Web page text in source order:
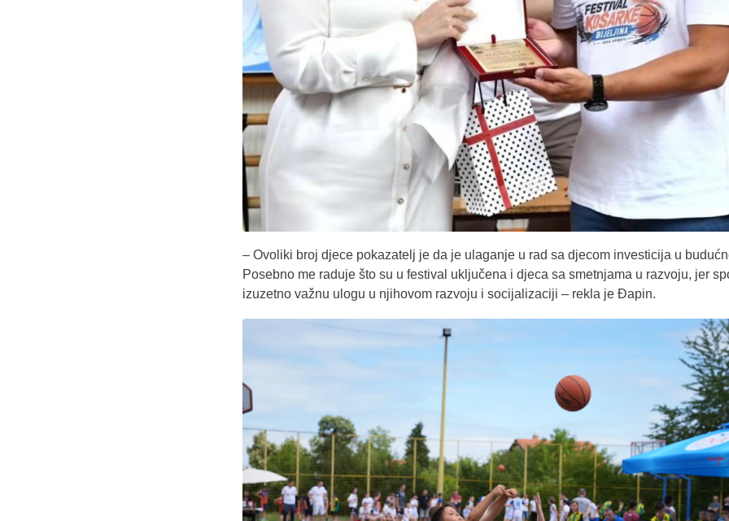
– Ovoliki broj djece pokazatelj je da je ulaganje u rad sa djecom investicija u
Posebno me raduje što su u festival uključena i djeca sa smetnjama u razvoju, jer
izuzetno važnu ulogu u njihovom razvoju i socijalizaciji – rekla je Đapin.